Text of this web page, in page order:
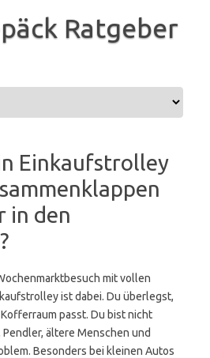
Ratgeber
Einkaufstrolley
in den
mit vollen
ist dabei. Du überlegst,
passt. Du bist nicht
ältere Menschen und
Besonders bei kleinen Autos